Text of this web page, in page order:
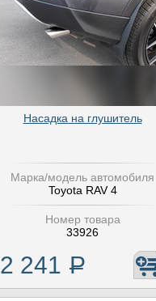
Насадка на глушитель
Марка/модель автомобиля
Toyota RAV 4
Номер товара
33926
2 241 Р